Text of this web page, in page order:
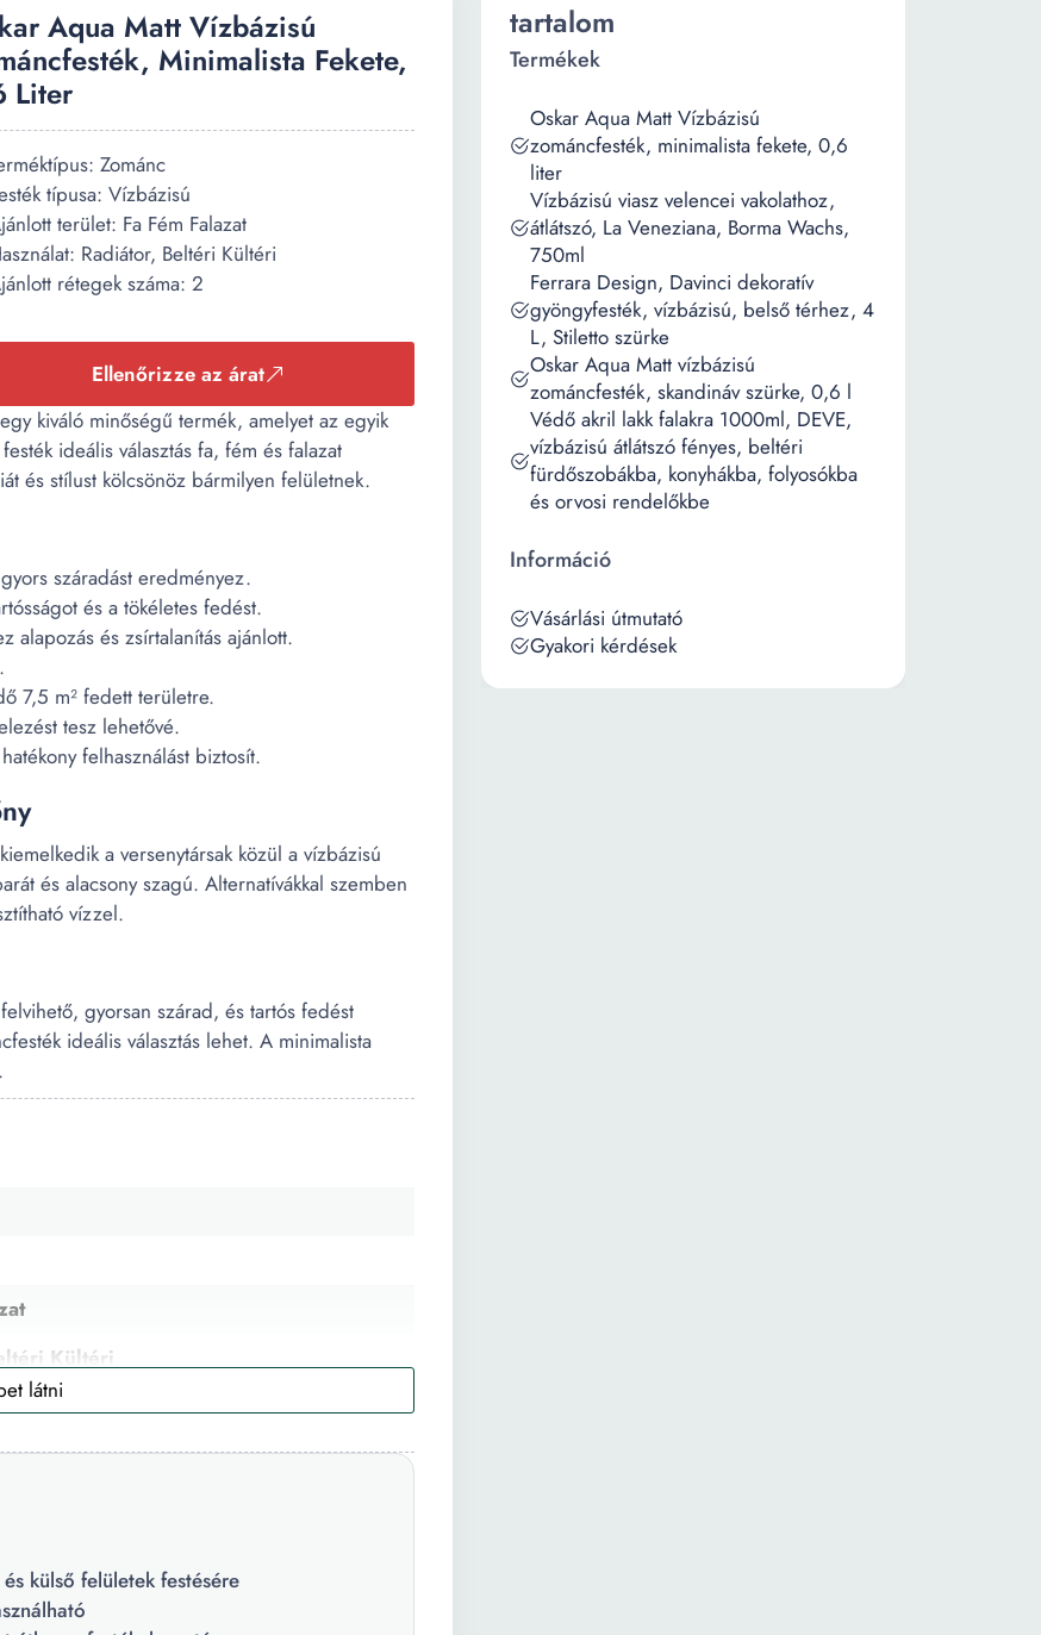
Aqua Matt Vízbázisú
Minimalista Fekete,
Liter
Zománc
típusa: Vízbázisú
terület: Fa Fém Falazat
Radiátor, Beltéri Kültéri
rétegek száma: 2
Ellenőrizze az árat
kiváló minőségű termék, amelyet az egyik
ideális választás fa, fém és falazat
és stílust kölcsönöz bármilyen felületnek.
száradást eredményez.
és a tökéletes fedést.
alapozás és zsírtalanítás ajánlott.
7,5 m² fedett területre.
tesz lehetővé.
felhasználást biztosít.
a versenytársak közül a vízbázisú
és alacsony szagú. Alternatívákkal szemben
vízzel.
gyorsan szárad, és tartós fedést
ideális választás lehet. A minimalista
Kültéri
külső felületek festésére
tartalom
Termékek
Oskar Aqua Matt Vízbázisú
zománcfesték, minimalista fekete, 0,6
liter
Vízbázisú viasz velencei vakolathoz,
átlátszó, La Veneziana, Borma Wachs,
750ml
Ferrara Design, Davinci dekoratív
gyöngyfesték, vízbázisú, belső térhez, 4
L, Stiletto szürke
Oskar Aqua Matt vízbázisú
zománcfesték, skandináv szürke, 0,6 l
Védő akril lakk falakra 1000ml, DEVE,
vízbázisú átlátszó fényes, beltéri
fürdőszobákba, konyhákba, folyosókba
és orvosi rendelőkbe
Információ
Vásárlási útmutató
Gyakori kérdések